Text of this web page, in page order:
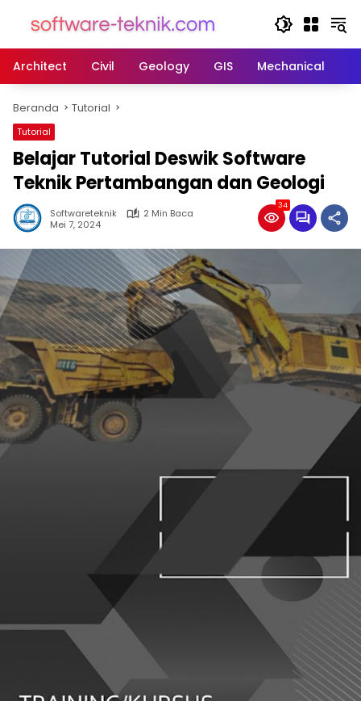
Architect
Civil Geology GIS Mechanical
Beranda Tutorial
Tutorial
Belajar Tutorial Deswik Software
Teknik Pertambangan dan Geologi
Softwareteknik
2 Min Baca
Mei 7, 2024
34